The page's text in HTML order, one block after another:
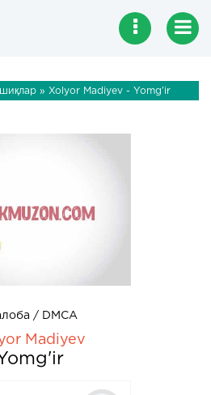
» Xolyor Madiyev - Yomg'ir
/ DMCA
Madiyev